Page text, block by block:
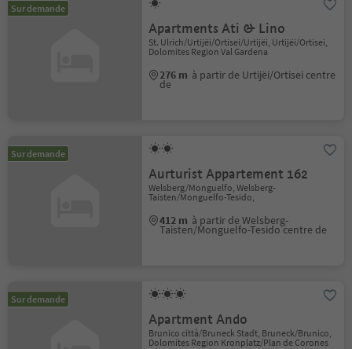
Sur demande
Apartments Ati & Lino
St. Ulrich/Urtijëi/Ortisei/Urtijëi, Urtijëi/Ortisei,
Dolomites Region Val Gardena
276 m à partir de Urtijëi/Ortisei centre
de
Sur demande
Aurturist Appartement 162
Welsberg/Monguelfo, Welsberg-
Taisten/Monguelfo-Tesido,
412 m à partir de Welsberg-
Taisten/Monguelfo-Tesido centre de
Sur demande
Apartment Ando
Brunico città/Bruneck Stadt, Bruneck/Brunico,
Dolomites Region Kronplatz/Plan de Corones